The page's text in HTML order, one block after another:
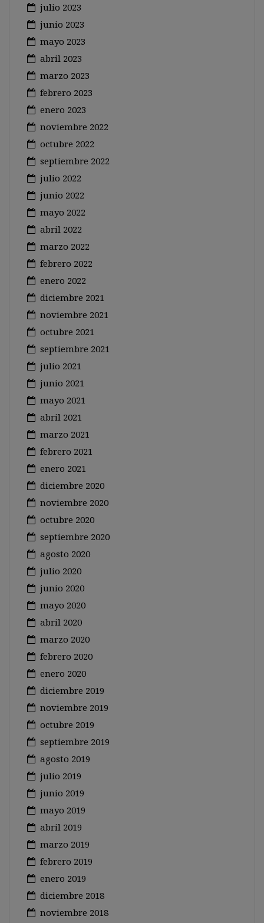
julio 2023
junio 2023
mayo 2023
abril 2023
marzo 2023
febrero 2023
enero 2023
noviembre 2022
octubre 2022
septiembre 2022
julio 2022
junio 2022
mayo 2022
abril 2022
marzo 2022
febrero 2022
enero 2022
diciembre 2021
noviembre 2021
octubre 2021
septiembre 2021
julio 2021
junio 2021
mayo 2021
abril 2021
marzo 2021
febrero 2021
enero 2021
diciembre 2020
noviembre 2020
octubre 2020
septiembre 2020
agosto 2020
julio 2020
junio 2020
mayo 2020
abril 2020
marzo 2020
febrero 2020
enero 2020
diciembre 2019
noviembre 2019
octubre 2019
septiembre 2019
agosto 2019
julio 2019
junio 2019
mayo 2019
abril 2019
marzo 2019
febrero 2019
enero 2019
diciembre 2018
noviembre 2018